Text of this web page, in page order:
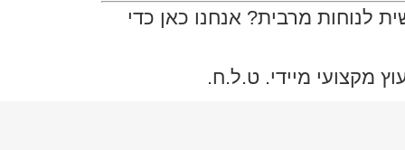
לנוחות מרבית? אנחנו כאן כדי
מקצועי מיידי. ט.ל.ח.